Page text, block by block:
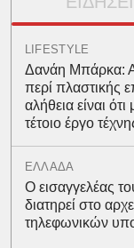
LIFESTYLE
Δανάη Μπάρκα:
περί πλαστικής
αλήθεια είναι
τέτοιο έργο
ΕΛΛΑΔΑ
Ο εισαγγελέας
διατηρεί στο
τηλεφωνικών